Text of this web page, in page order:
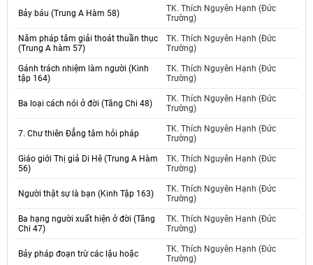
Bảy báu (Trung A Hàm 58)
TK. Thích Nguyên Hạnh (Đức
Trường)
Năm pháp tâm giải thoát thuần thục
(Trung A hàm 57)
TK. Thích Nguyên Hạnh (Đức
Trường)
Gánh trách nhiệm làm người (Kinh
tập 164)
TK. Thích Nguyên Hạnh (Đức
Trường)
Ba loại cách nói ở đời (Tăng Chi 48)
TK. Thích Nguyên Hạnh (Đức
Trường)
7. Chư thiên Đẳng tâm hỏi pháp
TK. Thích Nguyên Hạnh (Đức
Trường)
Giáo giới Thị giả Di Hê (Trung A Hàm
56)
TK. Thích Nguyên Hạnh (Đức
Trường)
Người thật sự là bạn (Kinh Tập 163)
TK. Thích Nguyên Hạnh (Đức
Trường)
Ba hạng người xuất hiện ở đời (Tăng
Chi 47)
TK. Thích Nguyên Hạnh (Đức
Trường)
Bảy pháp đoạn trừ các lậu hoặc
TK. Thích Nguyên Hạnh (Đức
Trường)